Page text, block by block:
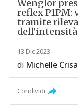
Wenglor
reflex
tramite
13 Dic 2023
di Michelle
Condividi